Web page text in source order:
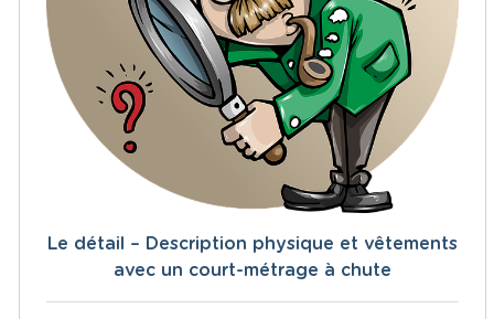
Le détail – Description physique et vêtements
avec un court-métrage à chute